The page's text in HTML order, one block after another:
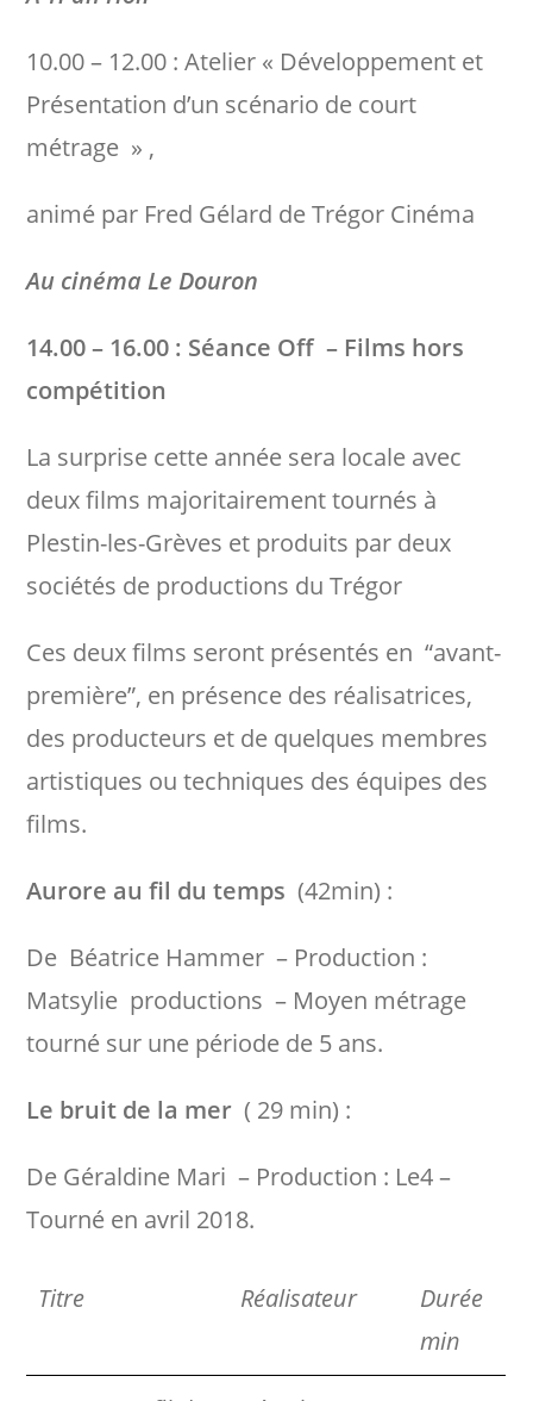
10.00 – 12.00 : Atelier « Développement et
Présentation d’un scénario de court
métrage » ,
animé par Fred Gélard de Trégor Cinéma
Au cinéma Le Douron
14.00 – 16.00 : Séance Off – Films hors
compétition
La surprise cette année sera locale avec
deux films majoritairement tournés à
Plestin-les-Grèves et produits par deux
sociétés de productions du Trégor
Ces deux films seront présentés en “avant-
première”, en présence des réalisatrices,
des producteurs et de quelques membres
artistiques ou techniques des équipes des
films.
Aurore au fil du temps (42min) :
De Béatrice Hammer – Production :
Matsylie productions – Moyen métrage
tourné sur une période de 5 ans.
Le bruit de la mer ( 29 min) :
De Géraldine Mari – Production : Le4 –
Tourné en avril 2018.
Titre Réalisateur
Durée
min